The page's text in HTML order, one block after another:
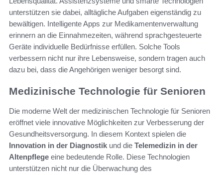
unterstützen sie dabei, alltägliche Aufgaben eigenständig zu
bewältigen. Intelligente Apps zur Medikamentenverwaltung
erinnern an die Einnahmezeiten, während sprachgesteuerte
Geräte individuelle Bedürfnisse erfüllen. Solche Tools
verbessern nicht nur ihre Lebensweise, sondern tragen auch
dazu bei, dass die Angehörigen weniger besorgt sind.
Medizinische Technologie für Senioren
Die moderne Welt der medizinischen Technologie für Senioren
eröffnet viele innovative Möglichkeiten zur Verbesserung der
Gesundheitsversorgung. In diesem Kontext spielen die
Innovation in der Diagnostik und die Telemedizin in der
Altenpflege eine bedeutende Rolle. Diese Technologien
unterstützen nicht nur die Überwachung des